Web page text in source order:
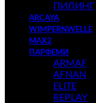
ПИЛИНГ
ARCAYA
WIMPERNWELLE
MAX2
ПАРФЕМИ
ARMAF
AFNAN
ELITE
REPLAY